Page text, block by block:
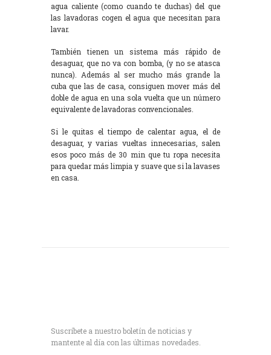
agua caliente (como cuando te duchas) del que
las lavadoras cogen el agua que necesitan para
lavar.
También tienen un sistema más rápido de
desaguar, que no va con bomba, (y no se atasca
nunca). Además al ser mucho más grande la
cuba que las de casa, consiguen mover más del
doble de agua en una sola vuelta que un número
equivalente de lavadoras convencionales.
Si le quitas el tiempo de calentar agua, el de
desaguar, y varias vueltas innecesarias, salen
esos poco más de 30 min que tu ropa necesita
para quedar más limpia y suave que si la lavases
en casa.
Suscríbete a nuestro boletín de noticias y
mantente al día con las últimas novedades.